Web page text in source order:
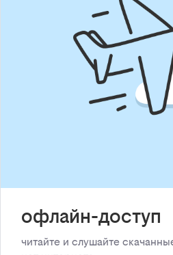
офлайн-доступ
читайте и слушайте